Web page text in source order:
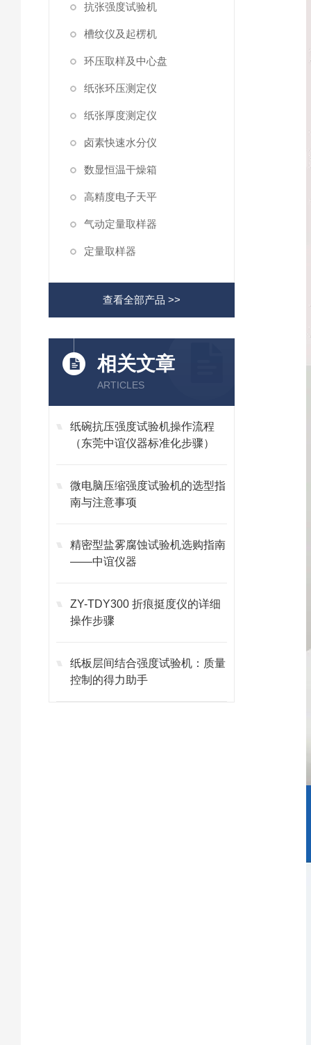
抗张强度试验机
槽纹仪及起楞机
环压取样及中心盘
纸张环压测定仪
纸张厚度测定仪
卤素快速水分仪
数显恒温干燥箱
高精度电子天平
气动定量取样器
定量取样器
查看全部产品 >>
相关文章
ARTICLES
纸碗抗压强度试验机操作流程
（东莞中谊仪器标准化步骤）
微电脑压缩强度试验机的选型指
南与注意事项
精密型盐雾腐蚀试验机选购指南
——中谊仪器
ZY-TDY300 折痕挺度仪的详细
操作步骤
纸板层间结合强度试验机：质量
控制的得力助手